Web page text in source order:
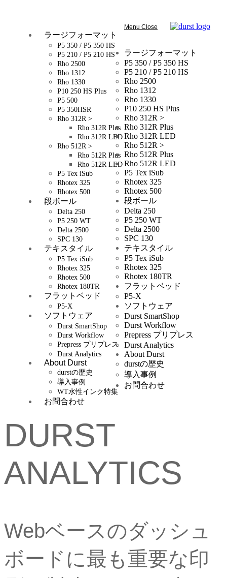
ラージフォーマット
P5 350 / P5 350 HS
P5 210 / P5 210 HS
Rho 2500
Rho 1312
Rho 1330
P10 250 HS Plus
P5 500
P5 350HSR
Rho 312R >
Rho 312R Plus
Rho 312R LED
Rho 512R >
Rho 512R Plus
Rho 512R LED
P5 Tex iSub
Rhotex 325
Rhotex 500
段ボール
Delta 250
P5 250 WT
Delta 2500
SPC 130
テキスタイル
P5 Tex iSub
Rhotex 325
Rhotex 500
Rhotex 180TR
フラットベッド
P5-X
ソフトウェア
Durst SmartShop
Durst Workflow
Prepress プリプレス
Durst Analytics
About Durst
durstの歴史
導入事例
WT水性インク特集
お問合わせ
Menu Close
ラージフォーマット
P5 350 / P5 350 HS
P5 210 / P5 210 HS
Rho 2500
Rho 1312
Rho 1330
P10 250 HS Plus
Rho 312R >
Rho 312R Plus
Rho 312R LED
Rho 512R >
Rho 512R Plus
Rho 512R LED
P5 Tex iSub
Rhotex 325
Rhotex 500
段ボール
Delta 250
P5 250 WT
Delta 2500
SPC 130
テキスタイル
P5 Tex iSub
Rhotex 325
Rhotex 180TR
フラットベッド
P5-X
ソフトウェア
Durst SmartShop
Durst Workflow
Prepress プリプレス
Durst Analytics
About Durst
durstの歴史
導入事例
お問合わせ
DURST
ANALYTICS
Webベースのダッシュ
ボードに最も重要な印